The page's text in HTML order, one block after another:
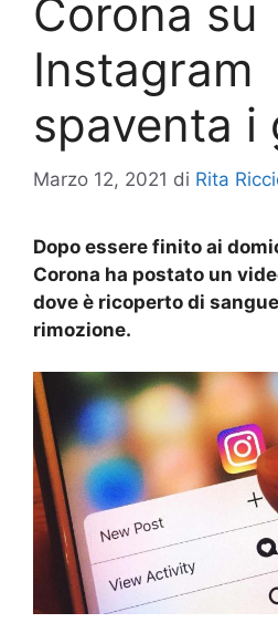
Corona su
Instagram
spaventa i
Marzo 12, 2021 di Rita
Dopo essere finito ai
Corona ha postato un
dove è ricoperto di
rimozione.